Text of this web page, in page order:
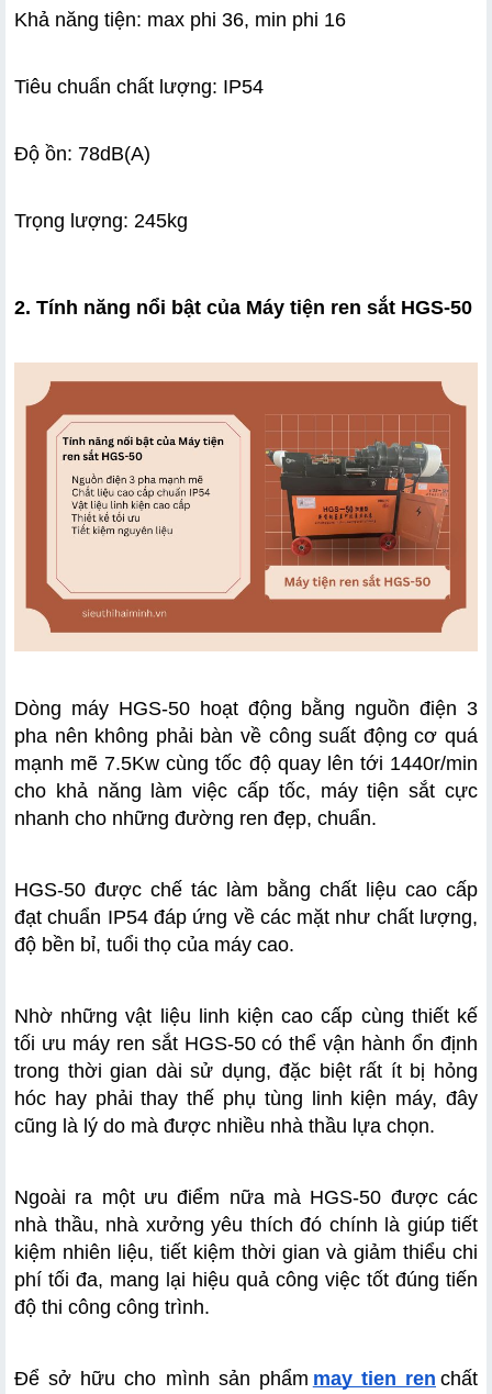
Khả năng tiện: max phi 36, min phi 16
Tiêu chuẩn chất lượng: IP54
Độ ồn: 78dB(A)
Trọng lượng: 245kg
2. Tính năng nổi bật của Máy tiện ren sắt HGS-50
Dòng máy HGS-50 hoạt động bằng nguồn điện 3
pha nên không phải bàn về công suất động cơ quá
mạnh mẽ 7.5Kw cùng tốc độ quay lên tới 1440r/min
cho khả năng làm việc cấp tốc, máy tiện sắt cực
nhanh cho những đường ren đẹp, chuẩn.
HGS-50 được chế tác làm bằng chất liệu cao cấp
đạt chuẩn IP54 đáp ứng về các mặt như chất lượng,
độ bền bỉ, tuổi thọ của máy cao.
Nhờ những vật liệu linh kiện cao cấp cùng thiết kế
tối ưu máy ren sắt HGS-50 có thể vận hành ổn định
trong thời gian dài sử dụng, đặc biệt rất ít bị hỏng
hóc hay phải thay thế phụ tùng linh kiện máy, đây
cũng là lý do mà được nhiều nhà thầu lựa chọn.
Ngoài ra một ưu điểm nữa mà HGS-50 được các
nhà thầu, nhà xưởng yêu thích đó chính là giúp tiết
kiệm nhiên liệu, tiết kiệm thời gian và giảm thiểu chi
phí tối đa, mang lại hiệu quả công việc tốt đúng tiến
độ thi công công trình.
Để sở hữu cho mình sản phẩm may tien ren chất